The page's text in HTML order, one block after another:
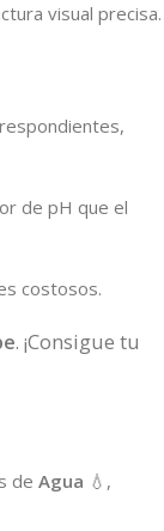
visual precisa.
de pH que el
costosos.
. ¡Consigue tu
de Agua 💧,